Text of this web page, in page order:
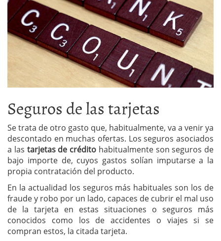
Seguros de las tarjetas
Se trata de otro gasto que, habitualmente, va a venir ya
descontado en muchas ofertas. Los seguros asociados
a las tarjetas de crédito habitualmente son seguros de
bajo importe de, cuyos gastos solían imputarse a la
propia contratación del producto.
En la actualidad los seguros más habituales son los de
fraude y robo por un lado, capaces de cubrir el mal uso
de la tarjeta en estas situaciones o seguros más
conocidos como los de accidentes o viajes si se
compran estos, la citada tarjeta.